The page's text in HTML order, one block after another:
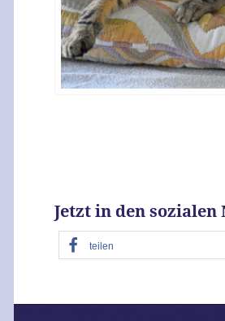
Jetzt in den sozialen
teilen